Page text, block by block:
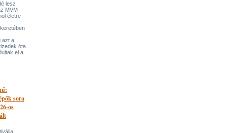
lesz
MVM
életre
azt a
óta
el a
sora
os